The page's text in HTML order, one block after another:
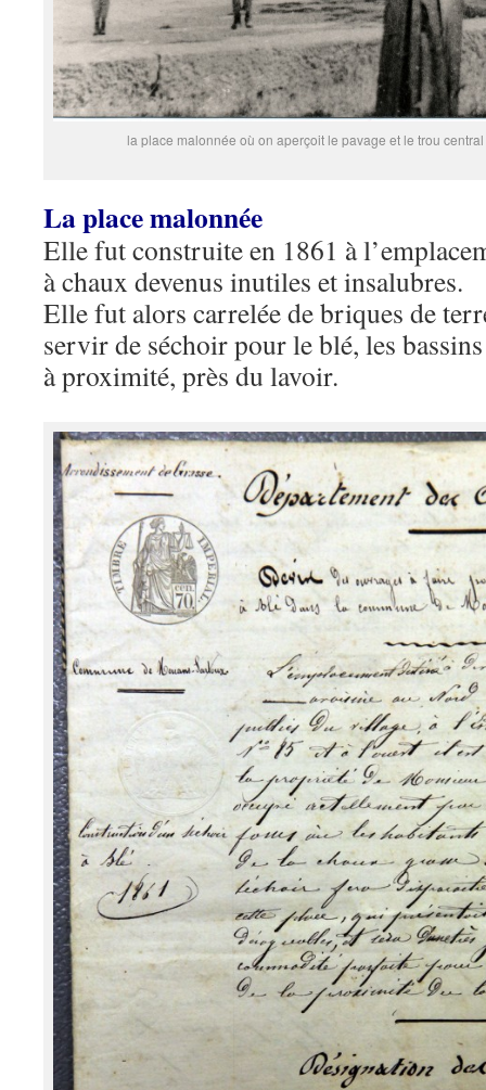
la place malonnée où on aperçoit le pavage et le trou
La place malonnée
Elle fut construite en 1861 à
à chaux devenus inutiles et insalubres.
Elle fut alors carrelée de briques de
servir de séchoir pour le blé, les
à proximité, près du lavoir.